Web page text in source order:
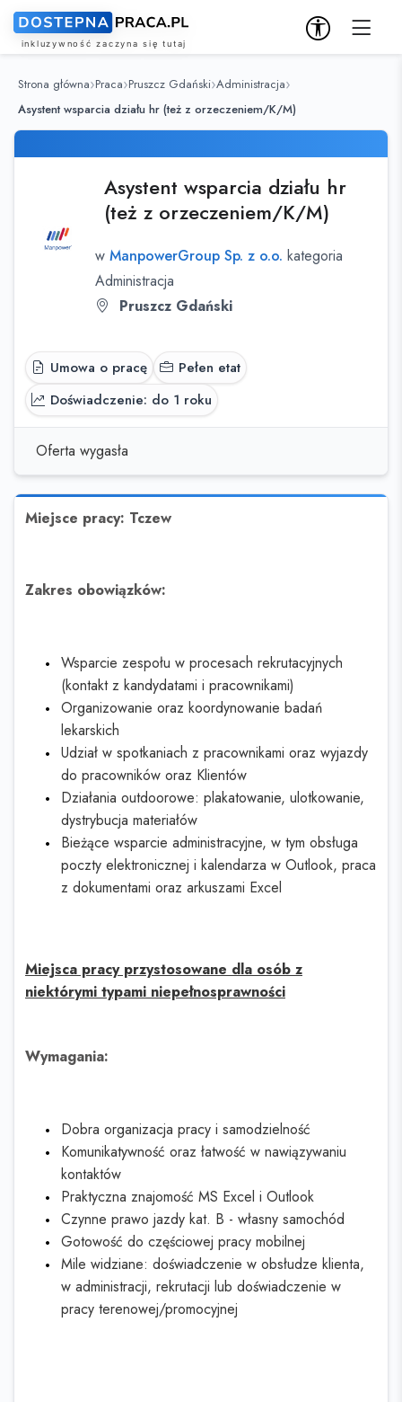
Strona główna Praca Pruszcz Gdański Administracja
Asystent wsparcia działu hr (też z orzeczeniem/K/M)
Asystent wsparcia działu hr
(też z orzeczeniem/K/M)
w ManpowerGroup Sp. z o.o. kategoria
Administracja
Pruszcz Gdański
Umowa o pracę
Pełen etat
Doświadczenie: do 1 roku
Oferta wygasła
Miejsce pracy: Tczew
Zakres obowiązków:
Wsparcie zespołu w procesach rekrutacyjnych
(kontakt z kandydatami i pracownikami)
Organizowanie oraz koordynowanie badań
lekarskich
Udział w spotkaniach z pracownikami oraz wyjazdy
do pracowników oraz Klientów
Działania outdoorowe: plakatowanie, ulotkowanie,
dystrybucja materiałów
Bieżące wsparcie administracyjne, w tym obsługa
poczty elektronicznej i kalendarza w Outlook, praca
z dokumentami oraz arkuszami Excel
Miejsca pracy przystosowane dla osób z
niektórymi typami niepełnosprawności
Wymagania:
Dobra organizacja pracy i samodzielność
Komunikatywność oraz łatwość w nawiązywaniu
kontaktów
Praktyczna znajomość MS Excel i Outlook
Czynne prawo jazdy kat. B - własny samochód
Gotowość do częściowej pracy mobilnej
Mile widziane: doświadczenie w obsłudze klienta,
w administracji, rekrutacji lub doświadczenie w
pracy terenowej/promocyjnej